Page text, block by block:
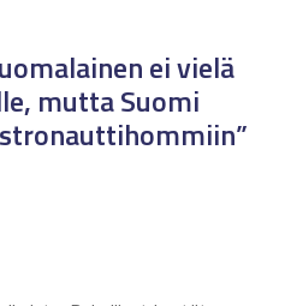
ei vielä
mutta Suomi